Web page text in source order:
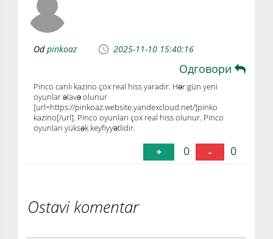
Odpinkoaz 2025-11-10 15:40:16
Одговори
Pinco canlı kazino çox real hiss yaradır. Hər gün yeni
oyunlar əlavə olunur
[url=https://pinkoaz.website.yandexcloud.net/]pinko
kazino[/url]. Pinco oyunları çox real hiss olunur. Pinco
oyunları yüksək keyfiyyətlidir.
+ 0 - 0
Ostavi komentar